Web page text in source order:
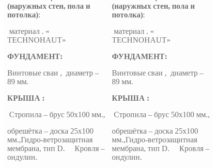
(наружных стен, пола и
потолка):
материал . «
TECHNOHAUT»
ФУНДАМЕНТ:
Винтовые сваи , диаметр –
89 мм.
КРЫША :
Стропила – брус 50х100 мм.,
обрешётка – доска 25х100
мм.,Гидро-ветрозащитная
мембрана, тип D. Кровля –
ондулин.
(наружных стен, пола и
потолка):
материал . «
TECHNOHAUT»
ФУНДАМЕНТ:
Винтовые сваи , диаметр –
89 мм.
КРЫША :
Стропила – брус 50х100 мм.,
обрешётка – доска 25х100
мм.,Гидро-ветрозащитная
мембрана, тип D. Кровля –
ондулин.